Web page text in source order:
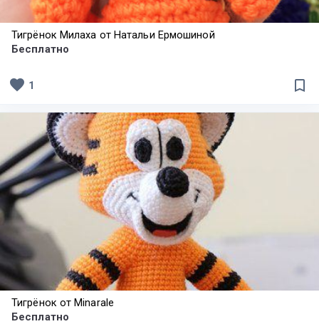
Тигрёнок Милаха от Натальи Ермошиной
Бесплатно
bookmark_border
favorite 1
Тигрёнок от Minarale
Бесплатно